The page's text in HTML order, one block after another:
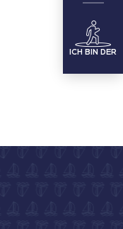
ICH BIN DER